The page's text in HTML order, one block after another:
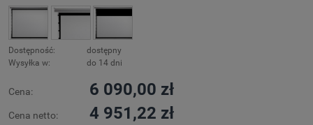
Dostępność:
dostępny
Wysyłka w:
do 14 dni
Cena: 6 090,00 zł
Cena netto: 4 951,22 zł